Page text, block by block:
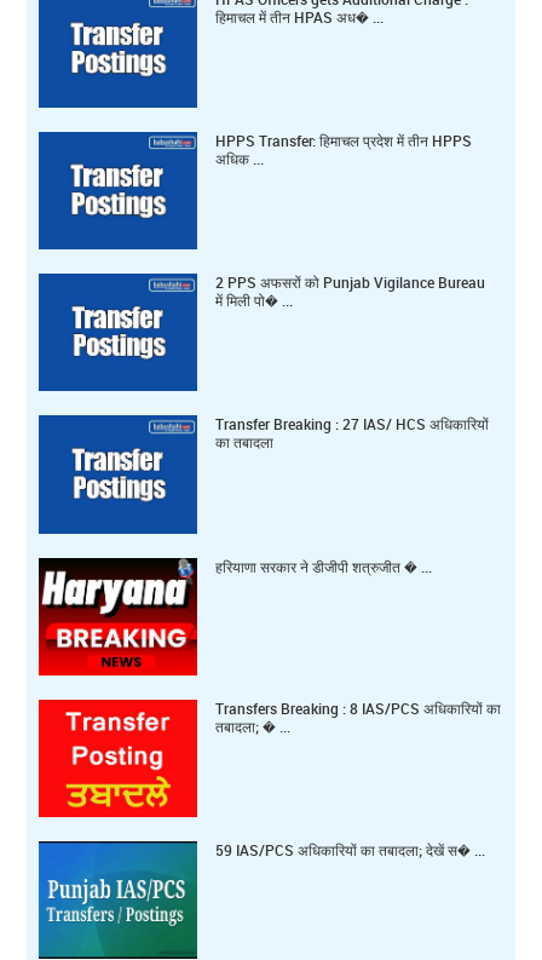
हिमाचल में तीन HPAS अध� ...
HPPS Transfer: हिमाचल प्रदेश में तीन HPPS
अधिक ...
2 PPS अफसरों को Punjab Vigilance Bureau
में मिली पो� ...
Transfer Breaking : 27 IAS/ HCS अधिकारियों
का तबादला
हरियाणा सरकार ने डीजीपी शत्रुजीत � ...
Transfers Breaking : 8 IAS/PCS अधिकारियों का
तबादला; � ...
59 IAS/PCS अधिकारियों का तबादला; देखें स� ...